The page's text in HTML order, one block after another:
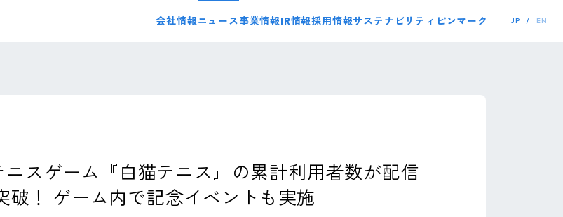
会社情報ニュース事業情報IR情報採用情報サステナビリティ ピンマーク JP EN
スゲーム『白猫テニス』の累計利用者数が配信
！ ゲーム内で記念イベントも実施